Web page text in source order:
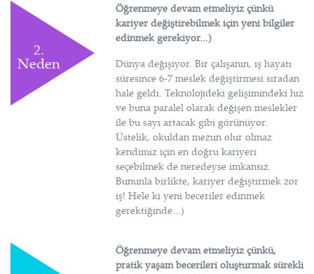
2.
Neden
Öğrenmeye devam etmeliyiz çünkü
kariyer değiştirebilmek için yeni bilgiler
edinmek gerekiyor...)
Dünya değişiyor. Bir çalışanın, iş hayatı
süresince 6-7 meslek değiştirmesi sıradan
hale geldi. Teknolojideki gelişimindeki hız
ve buna paralel olarak değişen meslekler
ile bu sayı artacak gibi görünüyor.
Üstelik, okuldan mezun olur olmaz
kendimiz için en doğru kariyeri
seçebilmek de neredeyse imkansız.
Bununla birlikte, kariyer değiştirmek zor
iş! Hele ki yeni beceriler edinmek
gerektiğinde...)
Öğrenmeye devam etmeliyiz çünkü,
pratik yaşam becerileri oluşturmak sürekli